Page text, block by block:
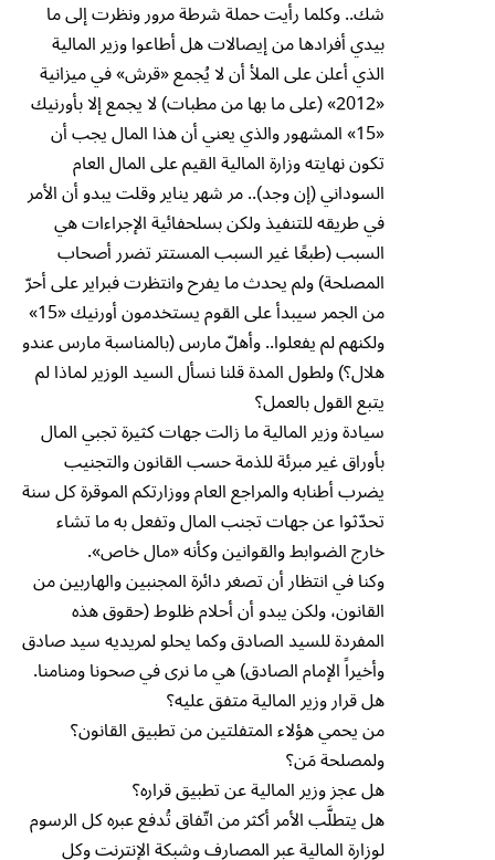
شك.. وكلما رأيت حملة شرطة مرور ونظرت إلى ما
بيدي أفرادها من إيصالات هل أطاعوا وزير المالية
الذي أعلن على الملأ أن لا يُجمع «قرش» في ميزانية
«2012» (على ما بها من مطبات) لا يجمع إلا بأورنيك
«15» المشهور والذي يعني أن هذا المال يجب أن
تكون نهايته وزارة المالية القيم على المال العام
السوداني (إن وجد).. مر شهر يناير وقلت يبدو أن الأمر
في طريقه للتنفيذ ولكن بسلحفائية الإجراءات هي
السبب (طبعًا غير السبب المستتر تضرر أصحاب
المصلحة) ولم يحدث ما يفرح وانتظرت فبراير على أحرّ
من الجمر سيبدأ على القوم يستخدمون أورنيك «15»
ولكنهم لم يفعلوا.. وأهلّ مارس (بالمناسبة مارس عندو
هلال؟) ولطول المدة قلنا نسأل السيد الوزير لماذا لم
يتبع القول بالعمل؟
سيادة وزير المالية ما زالت جهات كثيرة تجبي المال
بأوراق غير مبرئة للذمة حسب القانون والتجنيب
يضرب أطنابه والمراجع العام ووزارتكم الموقرة كل سنة
تحدّثوا عن جهات تجنب المال وتفعل به ما تشاء
خارج الضوابط والقوانين وكأنه «مال خاص».
وكنا في انتظار أن تصغر دائرة المجنبين والهاربين من
القانون، ولكن يبدو أن أحلام ظلوط (حقوق هذه
المفردة للسيد الصادق وكما يحلو لمريديه سيد صادق
وأخيراً الإمام الصادق) هي ما نرى في صحونا ومنامنا.
هل قرار وزير المالية متفق عليه؟
من يحمي هؤلاء المتفلتين من تطبيق القانون؟
ولمصلحة مَن؟
هل عجز وزير المالية عن تطبيق قراره؟
هل يتطلَّب الأمر أكثر من اتّفاق تُدفع عبره كل الرسوم
لوزارة المالية عبر المصارف وشبكة الإنترنت وكل